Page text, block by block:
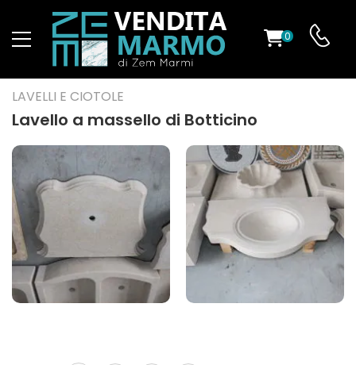
0
LAVELLI E CIOTOLE
Lavello a massello di Botticino